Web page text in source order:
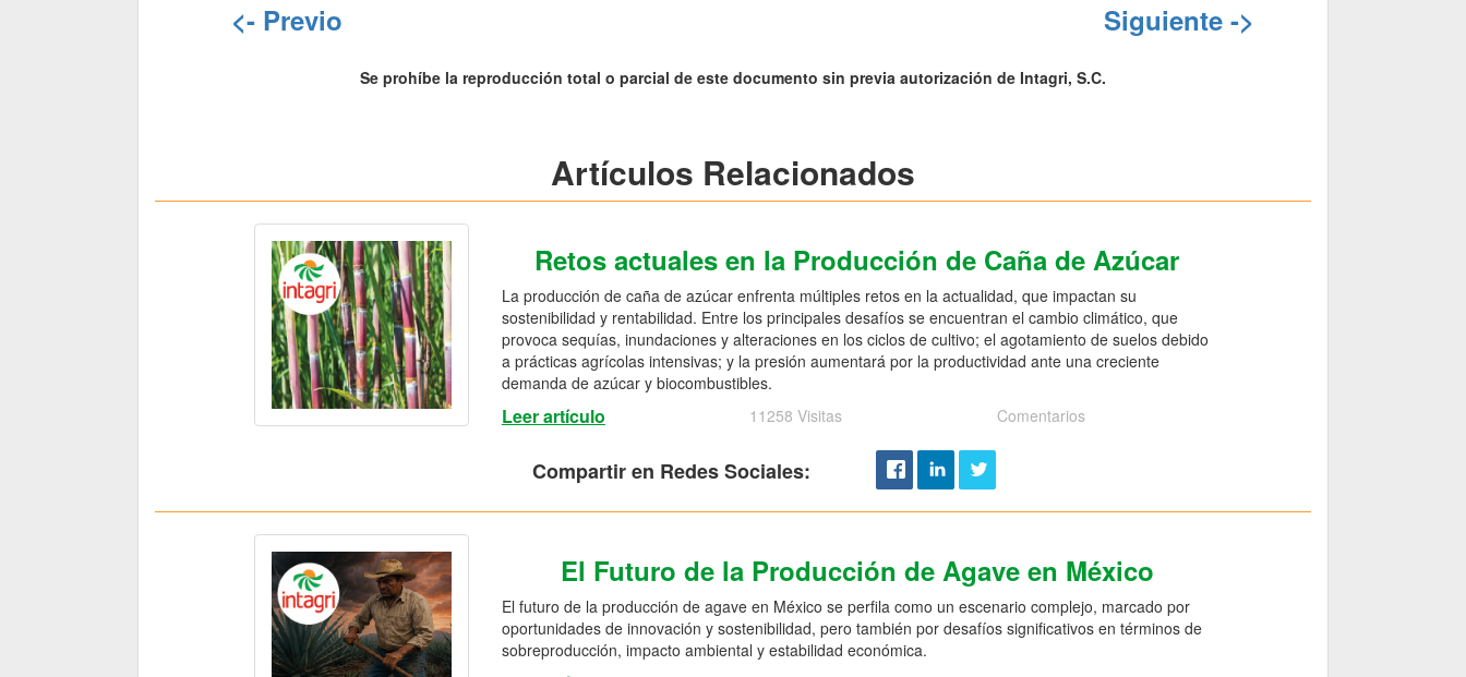
<- Previo Siguiente ->
Se prohíbe la reproducción total o parcial de este documento sin previa autorización de Intagri, S.C.
Artículos Relacionados
Retos actuales en la Producción de Caña de Azúcar
La producción de caña de azúcar enfrenta múltiples retos en la actualidad, que impactan su
sostenibilidad y rentabilidad. Entre los principales desafíos se encuentran el cambio climático, que
provoca sequías, inundaciones y alteraciones en los ciclos de cultivo; el agotamiento de suelos debido
a prácticas agrícolas intensivas; y la presión aumentará por la productividad ante una creciente
demanda de azúcar y biocombustibles.
Leer artículo 11258 Visitas Comentarios
Compartir en Redes Sociales:
El Futuro de la Producción de Agave en México
El futuro de la producción de agave en México se perfila como un escenario complejo, marcado por
oportunidades de innovación y sostenibilidad, pero también por desafíos significativos en términos de
sobreproducción, impacto ambiental y estabilidad económica.